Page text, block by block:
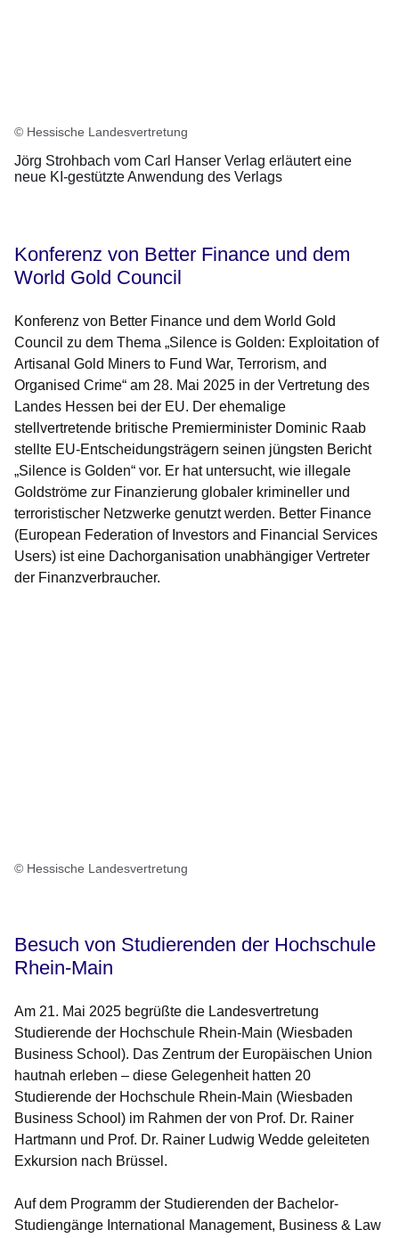
© Hessische Landesvertretung
Jörg Strohbach vom Carl Hanser Verlag erläutert eine
neue KI-gestützte Anwendung des Verlags
Konferenz von Better Finance und dem
World Gold Council
Konferenz von Better Finance und dem World Gold
Council zu dem Thema „Silence is Golden: Exploitation of
Artisanal Gold Miners to Fund War, Terrorism, and
Organised Crime“ am 28. Mai 2025 in der Vertretung des
Landes Hessen bei der EU. Der ehemalige
stellvertretende britische Premierminister Dominic Raab
stellte EU-Entscheidungsträgern seinen jüngsten Bericht
„Silence is Golden“ vor. Er hat untersucht, wie illegale
Goldströme zur Finanzierung globaler krimineller und
terroristischer Netzwerke genutzt werden. Better Finance
(European Federation of Investors and Financial Services
Users) ist eine Dachorganisation unabhängiger Vertreter
der Finanzverbraucher.
© Hessische Landesvertretung
Besuch von Studierenden der Hochschule
Rhein-Main
Am 21. Mai 2025 begrüßte die Landesvertretung
Studierende der Hochschule Rhein-Main (Wiesbaden
Business School). Das Zentrum der Europäischen Union
hautnah erleben – diese Gelegenheit hatten 20
Studierende der Hochschule Rhein-Main (Wiesbaden
Business School) im Rahmen der von Prof. Dr. Rainer
Hartmann und Prof. Dr. Rainer Ludwig Wedde geleiteten
Exkursion nach Brüssel.
Auf dem Programm der Studierenden der Bachelor-
Studiengänge International Management, Business & Law